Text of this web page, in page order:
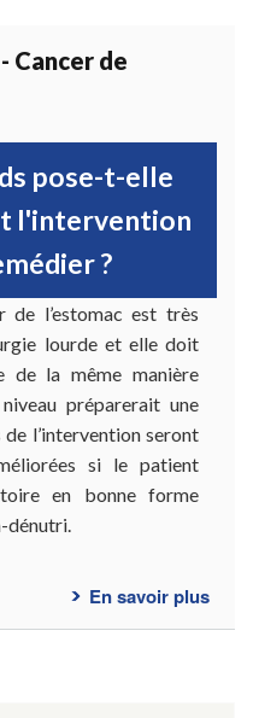
Cancer de
pose-t-elle
l'intervention
?
de l’estomac est très
lourde et elle doit
de la même manière
préparerait une
l’intervention seront
si le patient
en bonne forme
dénutri.
En savoir plussur